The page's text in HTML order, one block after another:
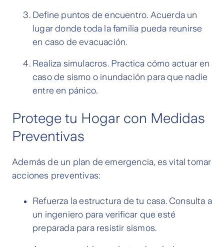
Define puntos de encuentro. Acuerda un
lugar donde toda la familia pueda reunirse
en caso de evacuación.
Realiza simulacros. Practica cómo actuar en
caso de sismo o inundación para que nadie
entre en pánico.
Protege tu Hogar con Medidas
Preventivas
Además de un plan de emergencia, es vital tomar
acciones preventivas:
Refuerza la estructura de tu casa. Consulta a
un ingeniero para verificar que esté
preparada para resistir sismos.